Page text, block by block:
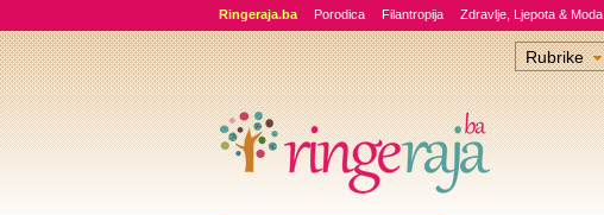
Ringeraja.ba Porodica Filantropija Zdravlje, Ljepota & Moda
Rubrike